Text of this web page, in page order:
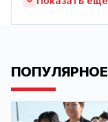
ПОПУЛЯРНОЕ